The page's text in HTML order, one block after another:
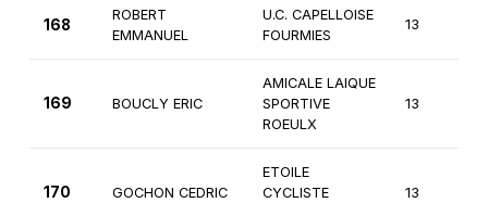
168
ROBERT
EMMANUEL
U.C. CAPELLOISE
FOURMIES
13
169 BOUCLY ERIC
AMICALE LAIQUE
SPORTIVE
ROEULX
13
170 GOCHON CEDRIC
ETOILE
CYCLISTE
13